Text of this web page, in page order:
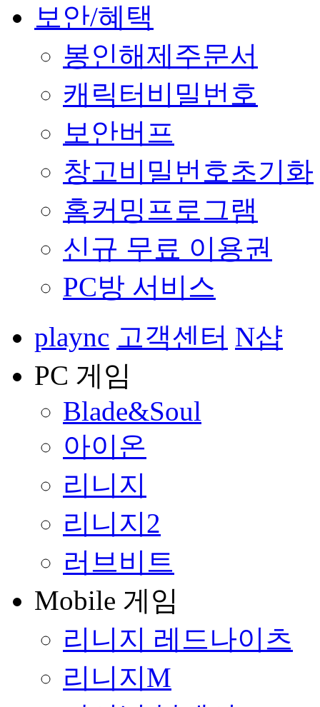
보안/혜택
봉인해제주문서
캐릭터비밀번호
보안버프
창고비밀번호초기화
홈커밍프로그램
신규 무료 이용권
PC방 서비스
plaync 고객센터 N샵
PC 게임
Blade&Soul
아이온
리니지
리니지2
러브비트
Mobile 게임
리니지 레드나이츠
리니지M